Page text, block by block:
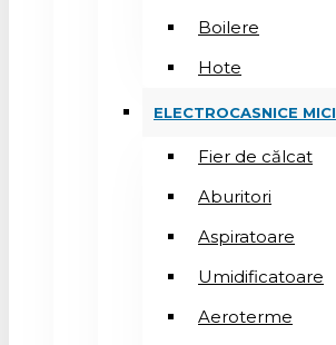
Boilere
Hote
ELECTROCASNICE MICI
Fier de călcat
Aburitori
Aspiratoare
Umidificatoare
Aeroterme